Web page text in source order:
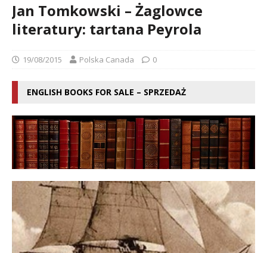
Jan Tomkowski – Żaglowce
literatury: tartana Peyrola
19/08/2015 Polska Canada 0
ENGLISH BOOKS FOR SALE – SPRZEDAŻ